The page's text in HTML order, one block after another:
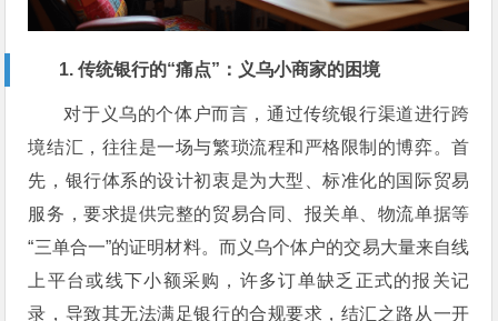
1. 传统银行的“痛点”：义乌小商家的困境
对于义乌的个体户而言，通过传统银行渠道进行跨
境结汇，往往是一场与繁琐流程和严格限制的博弈。首
先，银行体系的设计初衷是为大型、标准化的国际贸易
服务，要求提供完整的贸易合同、报关单、物流单据等
“三单合一”的证明材料。而义乌个体户的交易大量来自线
上平台或线下小额采购，许多订单缺乏正式的报关记
录，导致其无法满足银行的合规要求，结汇之路从一开